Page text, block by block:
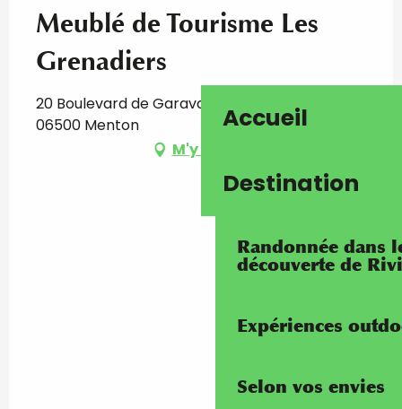
Accueil
Destination
Randonnée dans
découverte de
Expériences
Selon vos envies
Meublé de Tourisme Les
Grenadiers
20 Boulevard de Garavan, Villa Ensoleillée,
06500 Menton
M'y rendre